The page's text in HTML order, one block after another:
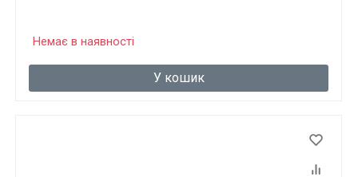
Немає в наявності
У кошик